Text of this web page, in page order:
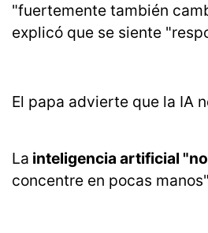
"fuertemente también
explicó que se siente
El papa advierte que la IA
La inteligencia artificial
concentre en pocas